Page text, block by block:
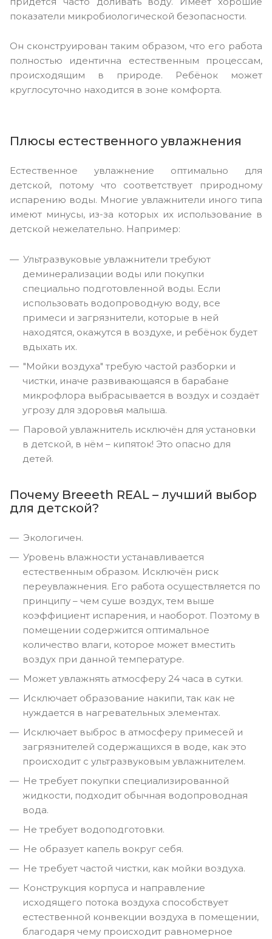
показатели микробиологической безопасности.
Он сконструирован таким образом, что его работа
полностью идентична естественным процессам,
происходящим в природе. Ребёнок может
круглосуточно находится в зоне комфорта.
Плюсы естественного увлажнения
Естественное увлажнение оптимально для
детской, потому что соответствует природному
испарению воды. Многие увлажнители иного типа
имеют минусы, из-за которых их использование в
детской нежелательно. Например:
Ультразвуковые увлажнители требуют
деминерализации воды или покупки
специально подготовленной воды. Если
использовать водопроводную воду, все
примеси и загрязнители, которые в ней
находятся, окажутся в воздухе, и ребёнок будет
вдыхать их.
"Мойки воздуха" требую частой разборки и
чистки, иначе развивающаяся в барабане
микрофлора выбрасывается в воздух и создаёт
угрозу для здоровья малыша.
Паровой увлажнитель исключён для установки
в детской, в нём – кипяток! Это опасно для
детей.
Почему Breeeth REAL – лучший выбор
для детской?
Экологичен.
Уровень влажности устанавливается
естественным образом. Исключён риск
переувлажнения. Его работа осуществляется по
принципу – чем суше воздух, тем выше
коэффициент испарения, и наоборот. Поэтому в
помещении содержится оптимальное
количество влаги, которое может вместить
воздух при данной температуре.
Может увлажнять атмосферу 24 часа в сутки.
Исключает образование накипи, так как не
нуждается в нагревательных элементах.
Исключает выброс в атмосферу примесей и
загрязнителей содержащихся в воде, как это
происходит с ультразвуковым увлажнителем.
Не требует покупки специализированной
жидкости, подходит обычная водопроводная
вода.
Не требует водоподготовки.
Не образует капель вокруг себя.
Не требует частой чистки, как мойки воздуха.
Конструкция корпуса и направление
исходящего потока воздуха способствует
естественной конвекции воздуха в помещении,
благодаря чему происходит равномерное